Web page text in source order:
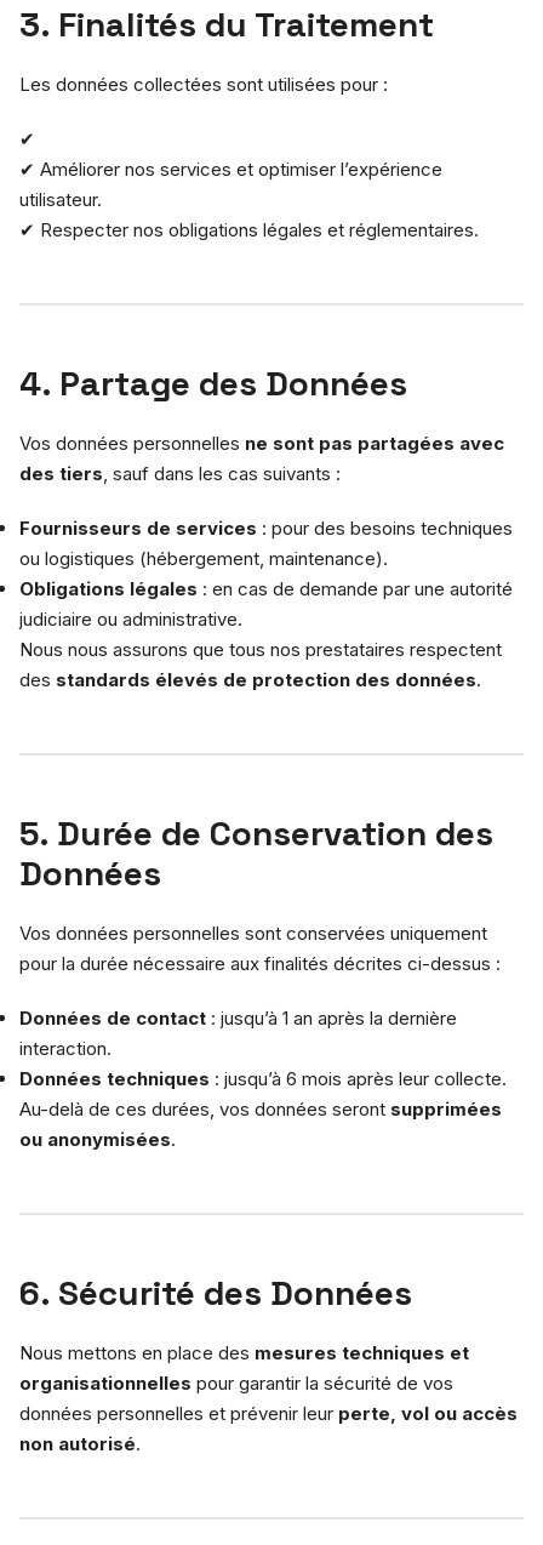
3. Finalités du Traitement
Les données collectées sont utilisées pour :
✔
✔ Améliorer nos services et optimiser l’expérience
utilisateur.
✔ Respecter nos obligations légales et réglementaires.
4. Partage des Données
Vos données personnelles ne sont pas partagées avec
des tiers, sauf dans les cas suivants :
Fournisseurs de services : pour des besoins techniques
ou logistiques (hébergement, maintenance).
Obligations légales : en cas de demande par une autorité
judiciaire ou administrative.
Nous nous assurons que tous nos prestataires respectent
des standards élevés de protection des données.
5. Durée de Conservation des
Données
Vos données personnelles sont conservées uniquement
pour la durée nécessaire aux finalités décrites ci-dessus :
Données de contact : jusqu’à 1 an après la dernière
interaction.
Données techniques : jusqu’à 6 mois après leur collecte.
Au-delà de ces durées, vos données seront supprimées
ou anonymisées.
6. Sécurité des Données
Nous mettons en place des mesures techniques et
organisationnelles pour garantir la sécurité de vos
données personnelles et prévenir leur perte, vol ou accès
non autorisé.